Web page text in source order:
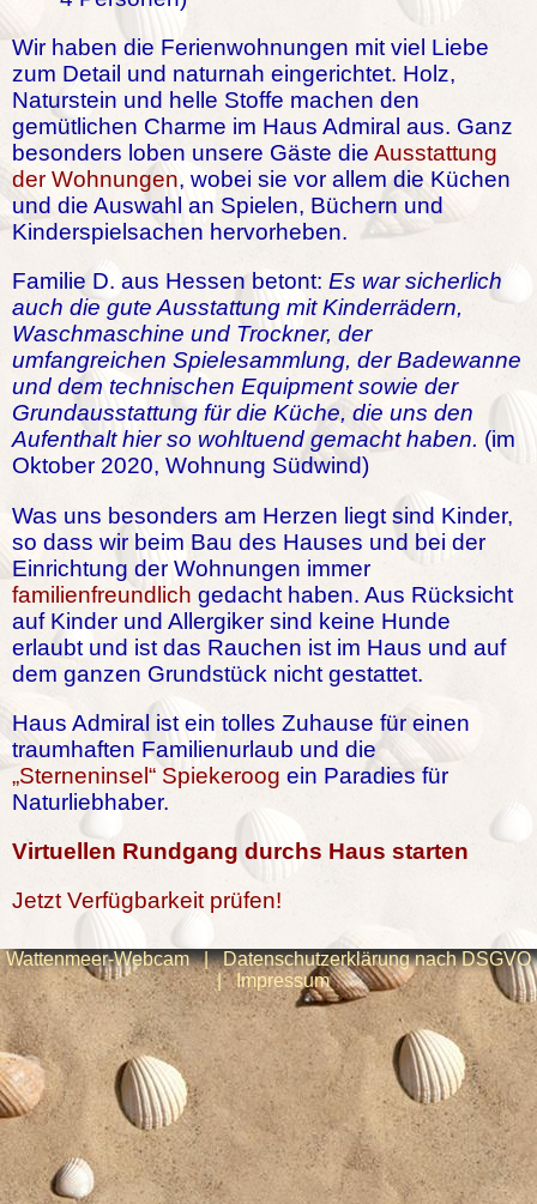
Wir haben die Ferienwohnungen mit viel Liebe
zum Detail und naturnah eingerichtet. Holz,
Naturstein und helle Stoffe machen den
gemütlichen Charme im Haus Admiral aus. Ganz
besonders loben unsere Gäste die Ausstattung
der Wohnungen, wobei sie vor allem die Küchen
und die Auswahl an Spielen, Büchern und
Kinderspielsachen hervorheben.
Familie D. aus Hessen betont: Es war sicherlich
auch die gute Ausstattung mit Kinderrädern,
Waschmaschine und Trockner, der
umfangreichen Spielesammlung, der Badewanne
und dem technischen Equipment sowie der
Grundausstattung für die Küche, die uns den
Aufenthalt hier so wohltuend gemacht haben. (im
Oktober 2020, Wohnung Südwind)
Was uns besonders am Herzen liegt sind Kinder,
so dass wir beim Bau des Hauses und bei der
Einrichtung der Wohnungen immer
familienfreundlich gedacht haben. Aus Rücksicht
auf Kinder und Allergiker sind keine Hunde
erlaubt und ist das Rauchen ist im Haus und auf
dem ganzen Grundstück nicht gestattet.
Haus Admiral ist ein tolles Zuhause für einen
traumhaften Familienurlaub und die
„Sterneninsel“ Spiekeroog ein Paradies für
Naturliebhaber.
Virtuellen Rundgang durchs Haus starten
Jetzt Verfügbarkeit prüfen!
Wattenmeer-Webcam|Datenschutzerklärung nach DSGVO
|Impressum